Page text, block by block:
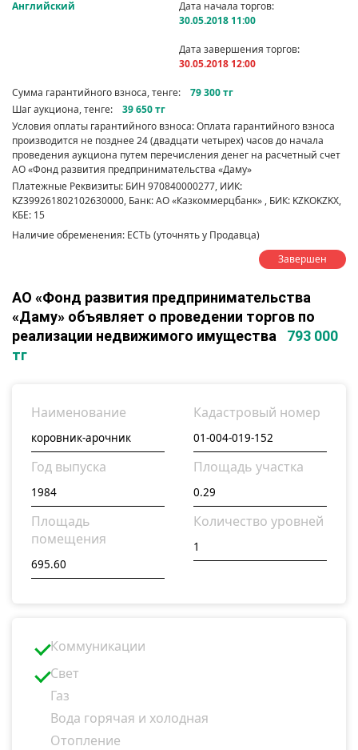
Английский
Дата начала торгов:
30.05.2018 11:00
Дата завершения торгов:
30.05.2018 12:00
Сумма гарантийного взноса, тенге:
79 300 тг
Шаг аукциона, тенге:
39 650 тг
Условия оплаты гарантийного взноса: Оплата гарантийного взноса
производится не позднее 24 (двадцати четырех) часов до начала
проведения аукциона путем перечисления денег на расчетный счет
АО «Фонд развития предпринимательства «Даму»
Платежные Реквизиты: БИН 970840000277, ИИК:
KZ399261802102630000, Банк: АО «Казкоммерцбанк» , БИК: KZKOKZKX,
КБЕ: 15
Наличие обременения: ЕСТЬ (уточнять у Продавца)
Завершен
АО «Фонд развития предпринимательства
«Даму» объявляет о проведении торгов по
реализации недвижимого имущества
793 000
тг
Наименование Кадастровый номер
Год выпуска Площадь участка
Площадь
помещения
Количество уровней
Коммуникации
Свет
Газ
Вода горячая и холодная
Отопление